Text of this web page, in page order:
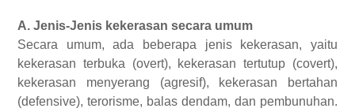
A. Jenis-Jenis kekerasan secara umum
Secara umum, ada beberapa jenis kekerasan, yaitu
kekerasan terbuka (overt), kekerasan tertutup (covert),
kekerasan menyerang (agresif), kekerasan bertahan
(defensive), terorisme, balas dendam, dan pembunuhan.